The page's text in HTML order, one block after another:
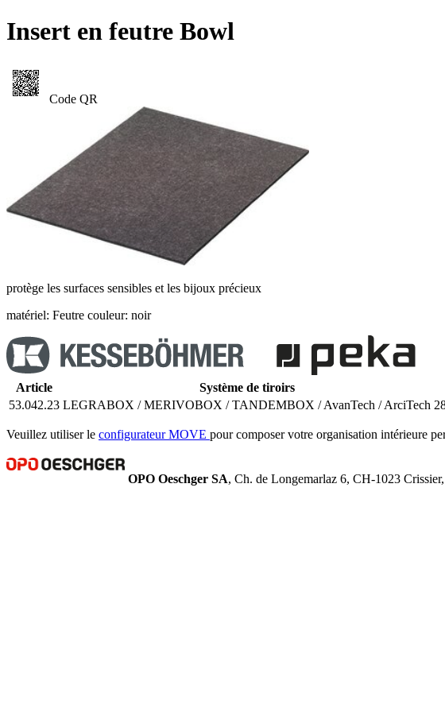
Insert en feutre Bowl
Code QR
protège les surfaces sensibles et les bijoux précieux
matériel: Feutre couleur: noir
Article Système de tiroirs
53.042.23 LEGRABOX / MERIVOBOX / TANDEMBOX / AvanTech / ArciTech
Veuillez utiliser le configurateur MOVE pour composer votre organisation intérieure
OPO Oeschger SA, Ch. de Longemarlaz 6, CH-1023